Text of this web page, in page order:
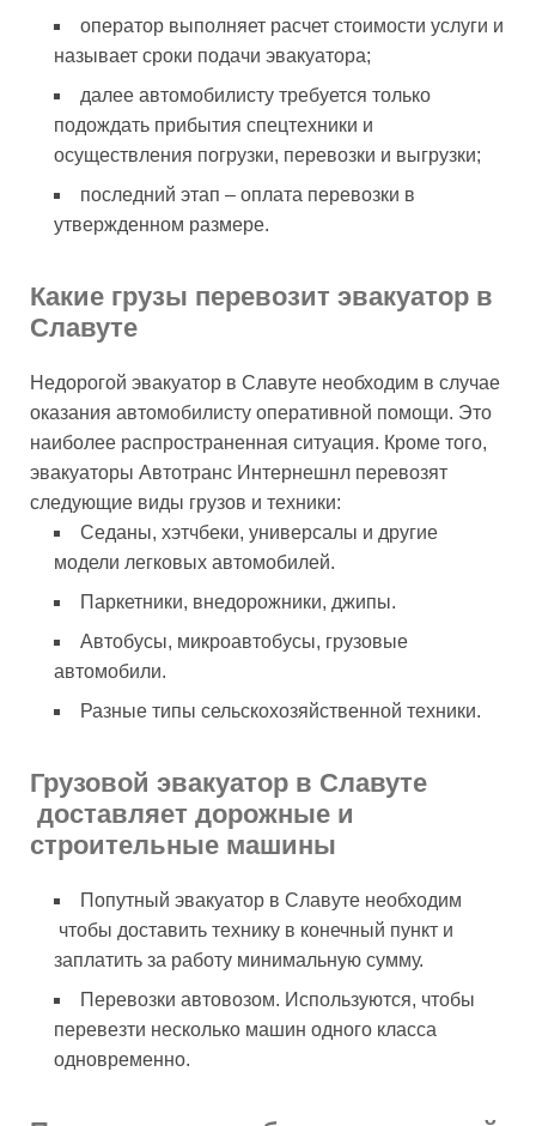
оператор выполняет расчет стоимости услуги и
называет сроки подачи эвакуатора;
далее автомобилисту требуется только
подождать прибытия спецтехники и
осуществления погрузки, перевозки и выгрузки;
последний этап – оплата перевозки в
утвержденном размере.
Какие грузы перевозит эвакуатор в
Славуте
Недорогой эвакуатор в Славуте необходим в случае
оказания автомобилисту оперативной помощи. Это
наиболее распространенная ситуация. Кроме того,
эвакуаторы Автотранс Интернешнл перевозят
следующие виды грузов и техники:
Седаны, хэтчбеки, универсалы и другие
модели легковых автомобилей.
Паркетники, внедорожники, джипы.
Автобусы, микроавтобусы, грузовые
автомобили.
Разные типы сельскохозяйственной техники.
Грузовой эвакуатор в Славуте
доставляет дорожные и
строительные машины
Попутный эвакуатор в Славуте необходим
чтобы доставить технику в конечный пункт и
заплатить за работу минимальную сумму.
Перевозки автовозом. Используются, чтобы
перевезти несколько машин одного класса
одновременно.